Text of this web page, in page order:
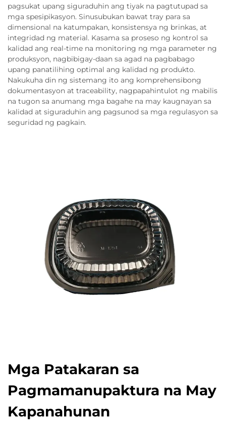
pagsukat upang siguraduhin ang tiyak na pagtutupad sa
mga spesipikasyon. Sinusubukan bawat tray para sa
dimensional na katumpakan, konsistensya ng brinkas, at
integridad ng material. Kasama sa proseso ng kontrol sa
kalidad ang real-time na monitoring ng mga parameter ng
produksyon, nagbibigay-daan sa agad na pagbabago
upang panatilihing optimal ang kalidad ng produkto.
Nakukuha din ng sistemang ito ang komprehensibong
dokumentasyon at traceability, nagpapahintulot ng mabilis
na tugon sa anumang mga bagahe na may kaugnayan sa
kalidad at siguraduhin ang pagsunod sa mga regulasyon sa
seguridad ng pagkain.
Mga Patakaran sa
Pagmamanupaktura na May
Kapanahunan